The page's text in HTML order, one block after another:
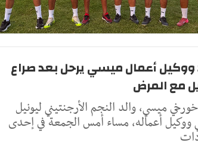
ووكيل أعمال ميسي يرحل بعد صراع
مع المرض
ميسي، والد النجم الأرجنتيني ليونيل
ووكيل أعماله، مساء أمس الجمعة في إحدى